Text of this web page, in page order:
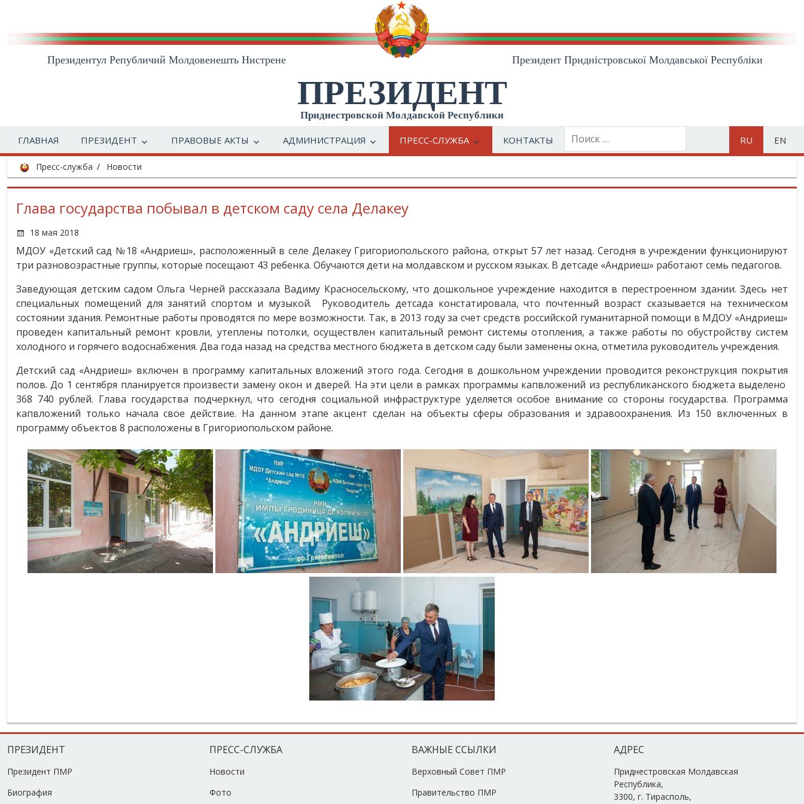
Президентул Републичий Молдовенешть Нистрене Президент Приднiстровської Молдавської Республiки
ПРЕЗИДЕНТ
Приднестровской Молдавской Республики
ГЛАВНАЯ ПРЕЗИДЕНТ ПРАВОВЫЕ АКТЫ АДМИНИСТРАЦИЯ ПРЕСС-СЛУЖБА КОНТАКТЫ RU EN
Пресс-служба Новости
Глава государства побывал в детском саду села Делакеу
18 мая 2018
МДОУ «Детский сад №18 «Андриеш», расположенный в селе Делакеу Григориопольского района, открыт 57 лет назад. Сегодня в учреждении функционируют
три разновозрастные группы, которые посещают 43 ребенка. Обучаются дети на молдавском и русском языках. В детсаде «Андриеш» работают семь педагогов.
Заведующая детским садом Ольга Черней рассказала Вадиму Красносельскому, что дошкольное учреждение находится в перестроенном здании. Здесь нет
специальных помещений для занятий спортом и музыкой. Руководитель детсада констатировала, что почтенный возраст сказывается на техническом
состоянии здания. Ремонтные работы проводятся по мере возможности. Так, в 2013 году за счет средств российской гуманитарной помощи в МДОУ «Андриеш»
проведен капитальный ремонт кровли, утеплены потолки, осуществлен капитальный ремонт системы отопления, а также работы по обустройству систем
холодного и горячего водоснабжения. Два года назад на средства местного бюджета в детском саду были заменены окна, отметила руководитель учреждения.
Детский сад «Андриеш» включен в программу капитальных вложений этого года. Сегодня в дошкольном учреждении проводится реконструкция покрытия
полов. До 1 сентября планируется произвести замену окон и дверей. На эти цели в рамках программы капвложений из республиканского бюджета выделено
368 740 рублей. Глава государства подчеркнул, что сегодня социальной инфраструктуре уделяется особое внимание со стороны государства. Программа
капвложений только начала свое действие. На данном этапе акцент сделан на объекты сферы образования и здравоохранения. Из 150 включенных в
программу объектов 8 расположены в Григориопольском районе.
ПРЕЗИДЕНТ
Президент ПМР
Биография
ПРЕСС-СЛУЖБА
Новости
Фото
ВАЖНЫЕ ССЫЛКИ
Верховный Совет ПМР
Правительство ПМР
АДРЕС
Приднестровская Молдавская
Республика,
3300, г. Тирасполь,